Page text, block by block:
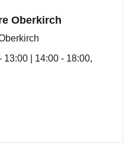
Oberkirch
13:00 | 14:00 - 18:00,